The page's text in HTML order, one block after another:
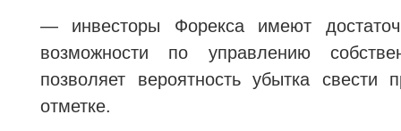
— инвесторы Форекса имеют
возможности по управлению
позволяет вероятность убытка свести
отметке.